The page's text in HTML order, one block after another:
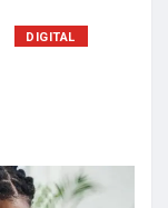
DIGITAL